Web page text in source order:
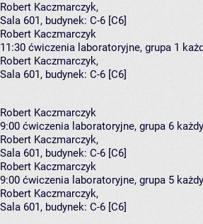
Robert Kaczmarczyk,
Sala 601, budynek: C-6 [C6]
Robert Kaczmarczyk
11:30 ćwiczenia laboratoryjne, grupa 1
Robert Kaczmarczyk,
Sala 601, budynek: C-6 [C6]
Robert Kaczmarczyk
9:00 ćwiczenia laboratoryjne, grupa 6
Robert Kaczmarczyk,
Sala 601, budynek: C-6 [C6]
Robert Kaczmarczyk
9:00 ćwiczenia laboratoryjne, grupa 5
Robert Kaczmarczyk,
Sala 601, budynek: C-6 [C6]